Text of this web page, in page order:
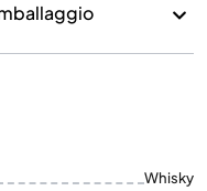
Whisky